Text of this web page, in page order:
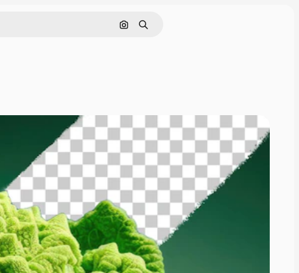
Pesquisar por imagem
Buscar